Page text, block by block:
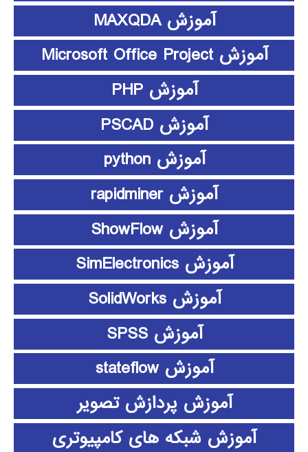
آموزش MAXQDA
آموزش Microsoft Office Project
آموزش PHP
آموزش PSCAD
آموزش python
آموزش rapidminer
آموزش ShowFlow
آموزش SimElectronics
آموزش SolidWorks
آموزش SPSS
آموزش stateflow
آموزش پردازش تصویر
آموزش شبکه های کامپیوتری